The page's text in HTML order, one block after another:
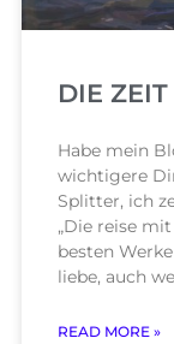
DIE
Habe mein
wichtigere
Splitter, ich
„Die reise
besten
liebe, auch
READ MORE »